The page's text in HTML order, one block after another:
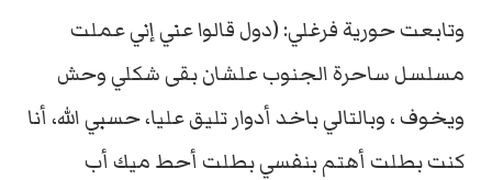
وتابعت حورية فرغلي: (دول قالوا عني إني عملت
مسلسل ساحرة الجنوب علشان بقى شكلي وحش
ويخوف ، وبالتالي باخد أدوار تليق عليا، حسبي الله، أنا
كنت بطلت أهتم بنفسي بطلت أحط ميك أب